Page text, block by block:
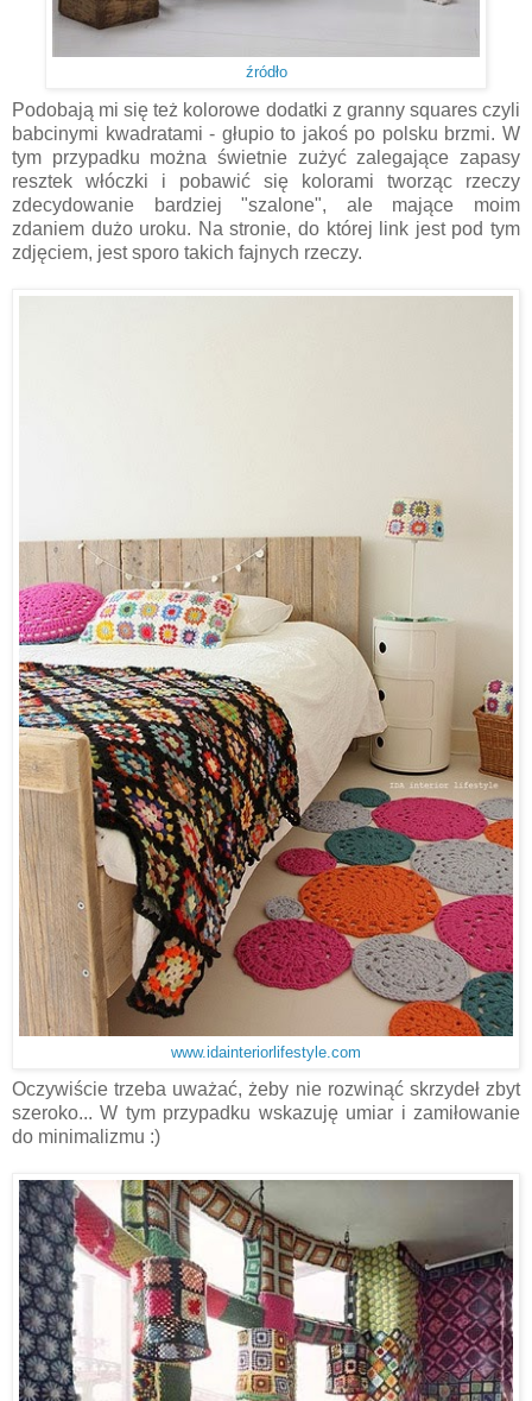
źródło
Podobają mi się też kolorowe dodatki z granny squares czyli
babcinymi kwadratami - głupio to jakoś po polsku brzmi. W
tym przypadku można świetnie zużyć zalegające zapasy
resztek włóczki i pobawić się kolorami tworząc rzeczy
zdecydowanie bardziej "szalone", ale mające moim
zdaniem dużo uroku. Na stronie, do której link jest pod tym
zdjęciem, jest sporo takich fajnych rzeczy.
www.idainteriorlifestyle.com
Oczywiście trzeba uważać, żeby nie rozwinąć skrzydeł zbyt
szeroko... W tym przypadku wskazuję umiar i zamiłowanie
do minimalizmu :)